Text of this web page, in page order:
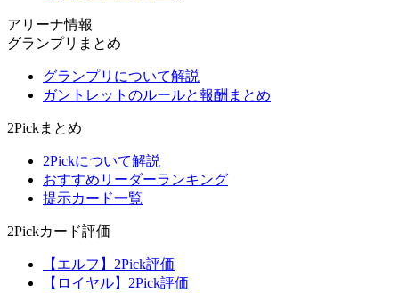
アリーナ情報
グランプリまとめ
グランプリについて解説
ガントレットのルールと報酬まとめ
2Pickまとめ
2Pickについて解説
おすすめリーダーランキング
提示カード一覧
2Pickカード評価
【エルフ】2Pick評価
【ロイヤル】2Pick評価